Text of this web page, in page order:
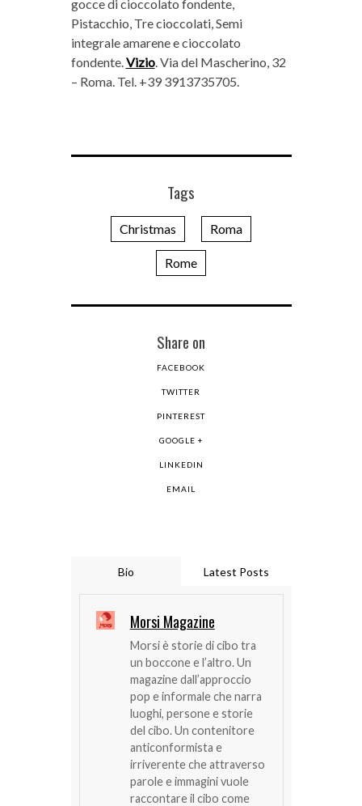
gocce di cioccolato fondente,
Pistacchio, Tre cioccolati, Semi
integrale amarene e cioccolato
fondente. Vizio. Via del Mascherino, 32
– Roma. Tel. +39 3913735705.
Tags
Christmas Roma
Rome
Share on
FACEBOOK
TWITTER
PINTEREST
GOOGLE +
LINKEDIN
EMAIL
Bio Latest Posts
Morsi Magazine
Morsi è storie di cibo tra
un boccone e l’altro. Un
magazine dall’approccio
pop e informale che narra
luoghi, persone e storie
del cibo. Un contenitore
anticonformista e
irriverente che attraverso
parole e immagini vuole
raccontare il cibo come